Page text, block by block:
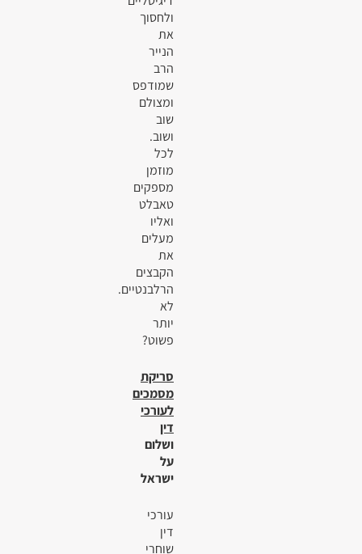
ולחסוך
את
הנייר
הרב
שמודפס
ומצולם
שוב
ושוב.
לכל
מוזמן
מספקים
טאבלט
ואליו
מעלים
את
הקבצים
הרלבנטיים.
לא
יותר
פשוט?
סריקת
מסמכים
לעורכי
דין
ושלום
על
ישראל
עורכי
דין
שוחרי